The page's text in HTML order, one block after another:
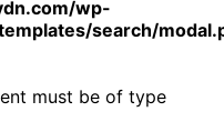
wp-
search/
must be of type